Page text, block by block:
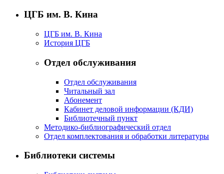
ЦГБ им. В. Кина
ЦГБ им. В. Кина
История ЦГБ
Отдел обслуживания
Отдел обслуживания
Читальный зал
Абонемент
Кабинет деловой информации (КДИ)
Библиотечный пункт
Методико-библиографический отдел
Отдел комплектования и обработки литературы
Библиотеки системы